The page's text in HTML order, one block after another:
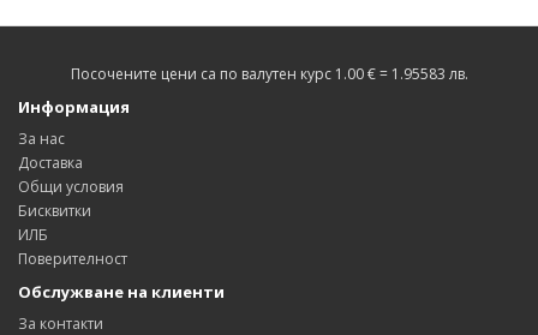
Посочените цени са по валутен курс 1.00 € = 1.95583 лв.
Информация
За нас
Доставка
Общи условия
Бисквитки
ИЛБ
Поверителност
Обслужване на клиенти
За контакти